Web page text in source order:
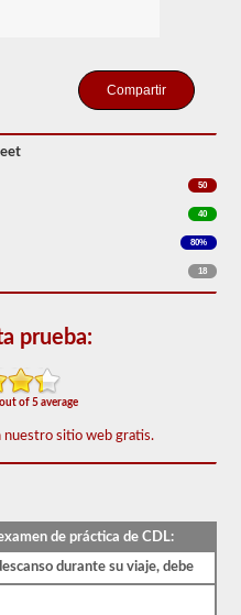
Compartir
50
40
80%
18
prueba:
of 5 average
nuestro sitio web gratis.
de práctica de CDL:
durante su viaje, debe